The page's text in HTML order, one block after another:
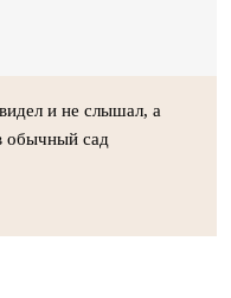
и не слышал, а
обычный сад